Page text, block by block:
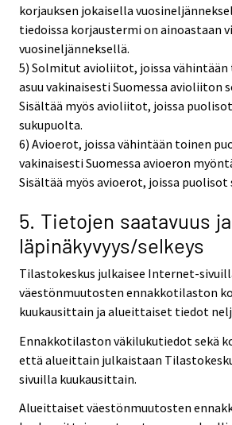
korjauksen jokaisella
tiedoissa korjaustermi on ainoastaan
vuosineljänneksellä.
5) Solmitut avioliitot, joissa
asuu vakinaisesti Suomessa avioliiton
Sisältää myös avioliitot, joissa
sukupuolta.
6) Avioerot, joissa vähintään toinen
vakinaisesti Suomessa avioeron
Sisältää myös avioerot, joissa puolisot
5. Tietojen saatavuus ja
läpinäkyvyys/selkeys
Tilastokeskus julkaisee Internet-
väestönmuutosten ennakkotilaston
kuukausittain ja alueittaiset tiedot
Ennakkotilaston väkilukutiedot sekä
että alueittain julkaistaan
sivuilla kuukausittain.
Alueittaiset väestönmuutosten